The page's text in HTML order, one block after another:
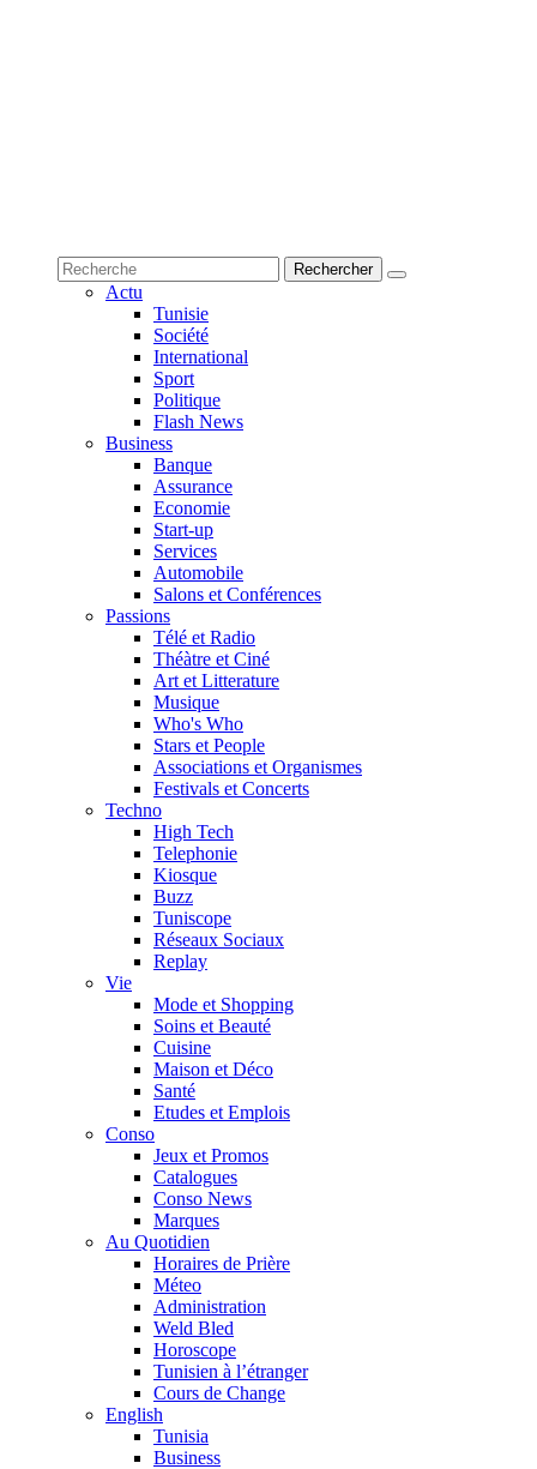
Actu
Tunisie
Société
International
Sport
Politique
Flash News
Business
Banque
Assurance
Economie
Start-up
Services
Automobile
Salons et Conférences
Passions
Télé et Radio
Théàtre et Ciné
Art et Litterature
Musique
Who's Who
Stars et People
Associations et Organismes
Festivals et Concerts
Techno
High Tech
Telephonie
Kiosque
Buzz
Tuniscope
Réseaux Sociaux
Replay
Vie
Mode et Shopping
Soins et Beauté
Cuisine
Maison et Déco
Santé
Etudes et Emplois
Conso
Jeux et Promos
Catalogues
Conso News
Marques
Au Quotidien
Horaires de Prière
Méteo
Administration
Weld Bled
Horoscope
Tunisien à l’étranger
Cours de Change
English
Tunisia
Business